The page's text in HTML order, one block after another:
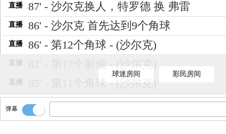
直播 87' - 沙尔克换人，特罗德 换 弗雷
直播 86' - 沙尔克 首先达到9个角球
直播 86' - 第12个角球 - (沙尔克)
直播 82' - 第17个射偏 - (沙尔克)
直播 85' - 第11个角球 - (沙尔克)
80' - 第16个射偏 - (沃尔夫斯堡)
直播 79' - 第15个射偏 - (沙尔克)
球迷房间 彩民房间
弹幕